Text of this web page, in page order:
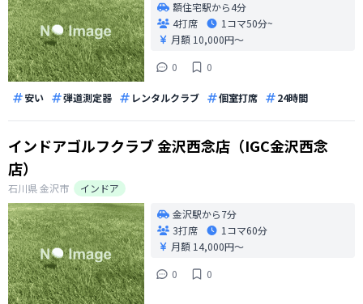
額住宅駅から4分
4打席
1コマ50分~
月額 10,000円〜
0
0
安い 弾道測定器 レンタルクラブ 個室打席 24時間
インドアゴルフクラブ 金沢西念店（IGC金沢西念
店）
石川県金沢市
インドア
金沢駅から7分
3打席
1コマ60分
月額 14,000円〜
0
0